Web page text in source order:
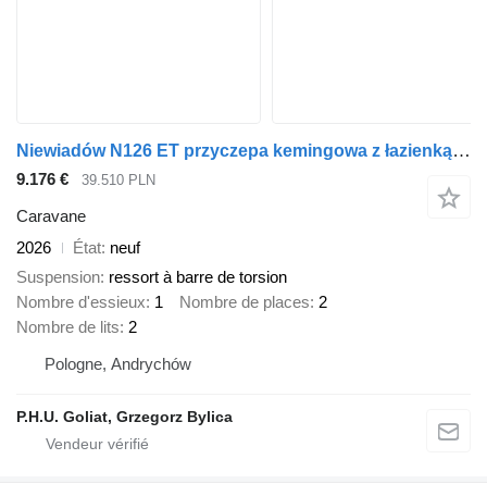
Niewiadów N126 ET przyczepa kemingowa z łazienką BEST PRICE
9.176 € 39.510 PLN
Caravane
2026
État neuf
Suspension ressort à barre de torsion
Nombre d'essieux 1 Nombre de places 2
Nombre de lits 2
Pologne, Andrychów
P.H.U. Goliat, Grzegorz Bylica